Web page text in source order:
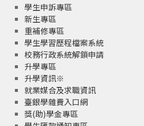
學生申訴專區
新生專區
重補修專區
學生學習歷程檔案系統
校務行政系統解鎖申請
升學專區
升學資訊※
就業媒合及求職資訊
臺銀學雜費入口網
獎(助)學金專區